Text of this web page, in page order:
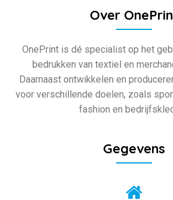
Over
OnePrint is dé specialist op het
bedrukken van textiel en
Daarnaast ontwikkelen en
voor verschillende doelen, zoals
fashion en
Gegevens